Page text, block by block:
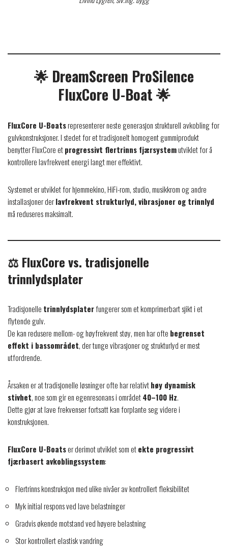
🌟 DreamScreen ProSilence
FluxCore U-Boat 🌟
FluxCore U-Boatsrepresenterer neste generasjon strukturell avkobling for
gulvkonstruksjoner. I stedet for et tradisjonelt homogent gummiprodukt
benytter FluxCore etprogressivt flertrinns fjærsystemutviklet for å
kontrollere lavfrekvent energi langt mer effektivt.
Systemet er utviklet for hjemmekino, HiFi-rom, studio, musikkrom og andre
installasjoner derlavfrekvent strukturlyd, vibrasjoner og trinnlyd
må reduseres maksimalt.
⚖️ FluxCore vs. tradisjonelle
trinnlydsplater
Tradisjonelle trinnlydsplaterfungerer som et komprimerbart sjikt i et
flytende gulv.
De kan redusere mellom- og høyfrekvent støy, men har ofte begrenset
effekt i bassområdet, der tunge vibrasjoner og strukturlyd er mest
utfordrende.
Årsaken er at tradisjonelle løsninger ofte har relativthøy dynamisk
stivhet, noe som gir en egenresonans i området40–100 Hz.
Dette gjør at lave frekvenser fortsatt kan forplante seg videre i
konstruksjonen.
FluxCore U-Boatser derimot utviklet som etekte progressivt
fjærbasert avkoblingssystem:
Flertrinns konstruksjon med ulike nivåer av kontrollert fleksibilitet
Myk initial respons ved lave belastninger
Gradvis økende motstand ved høyere belastning
Stor kontrollert elastisk vandring